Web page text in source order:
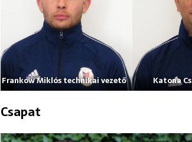
Frankow Miklós technikai vezető Katona
Csapat